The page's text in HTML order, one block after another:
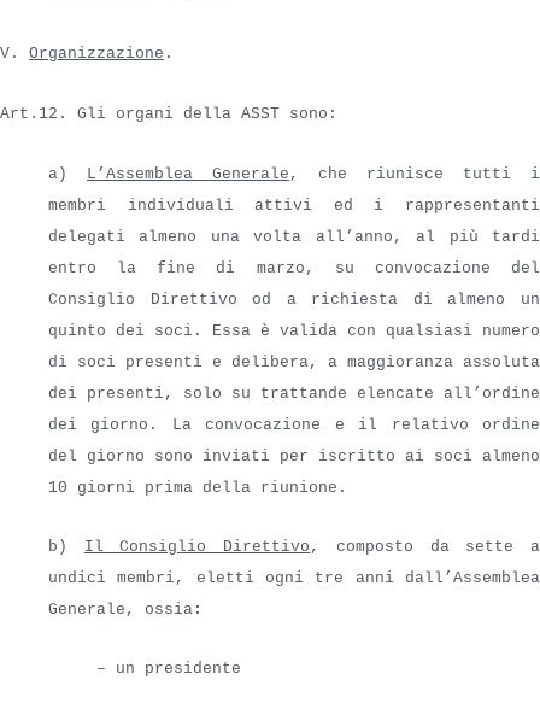
V. Organizzazione .
Art.12. Gli organi della ASST sono:
a) L’Assemblea Generale , che riunisce tutti i
membri individuali attivi ed i rappresentanti
delegati almeno una volta all’anno, al più tardi
entro la fine di marzo, su convocazione del
Consiglio Direttivo od a richiesta di almeno un
quinto dei soci. Essa è valida con qualsiasi numero
di soci presenti e delibera, a maggioranza assoluta
dei presenti, solo su trattande elencate all’ordine
dei giorno. La convocazione e il relativo ordine
del giorno sono inviati per iscritto ai soci almeno
10 giorni prima della riunione.
b) Il Consiglio Direttivo , composto da sette a
undici membri, eletti ogni tre anni dall’Assemblea
Generale, ossia :
– un presidente